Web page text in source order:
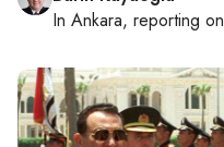
In Ankara, reporting on